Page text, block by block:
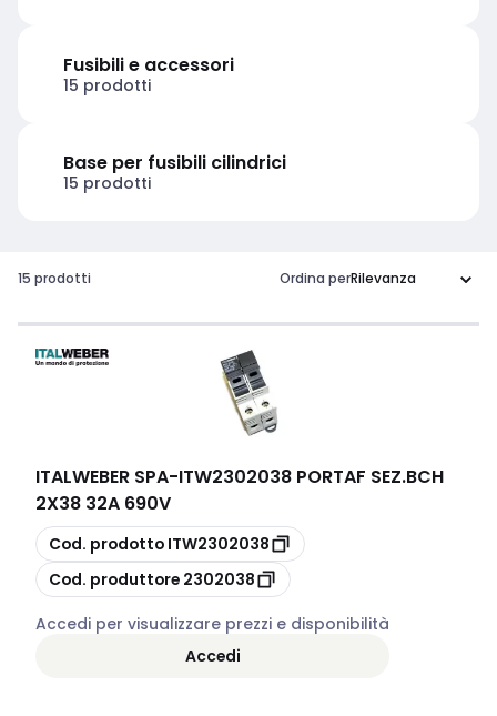
Fusibili e accessori
15 prodotti
Base per fusibili cilindrici
15 prodotti
15 prodotti Ordina per
ITALWEBER SPA-ITW2302038 PORTAF SEZ.BCH
2X38 32A 690V
copia
Cod. prodotto ITW2302038
copia
Cod. produttore 2302038
Accedi per visualizzare prezzi e disponibilità
Accedi